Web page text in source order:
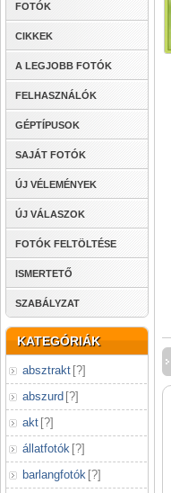
FOTÓK
CIKKEK
A LEGJOBB FOTÓK
FELHASZNÁLÓK
GÉPTÍPUSOK
SAJÁT FOTÓK
ÚJ VÉLEMÉNYEK
ÚJ VÁLASZOK
FOTÓK FELTÖLTÉSE
ISMERTETŐ
SZABÁLYZAT
KATEGÓRIÁK
absztrakt [?]
abszurd [?]
akt [?]
állatfotók [?]
barlangfotók [?]